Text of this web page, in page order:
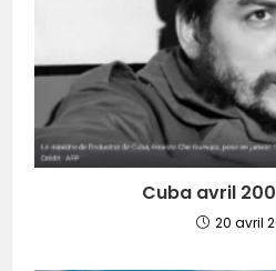
Cuba avril
20 avril